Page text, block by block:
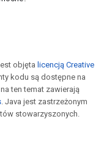
objęta licencją Creative
kodu są dostępne na
ten temat zawierają
. Java jest zastrzeżonym
stowarzyszonych.